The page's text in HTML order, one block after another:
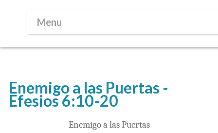
Menu
Enemigo a las Puertas -
Efesios 6:10-20
Enemigo a las Puertas